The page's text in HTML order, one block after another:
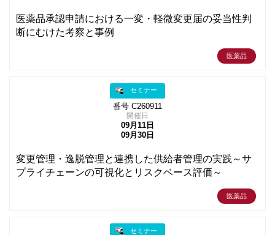
医薬品承認申請における一変・軽微変更届の妥当性判
断にむけた考察と事例
医薬品
セミナー
番号 C260911
開催日
09月11日
09月30日
変更管理・逸脱管理と連携した供給者管理の実践～サ
プライチェーンの可視化とリスクベース評価～
医薬品
セミナー